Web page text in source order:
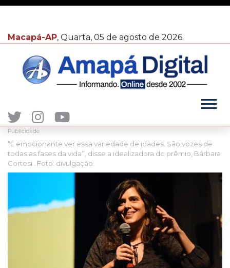
Macapá-AP, Quarta, 05 de agosto de 2026.
Publicidade
“É emocionante ver essa variedade de idades. São vozes de
todas as fases da vida”, disse a idealizadora do prêmio, Bárbara
Cortesi . Foto: divulgação.